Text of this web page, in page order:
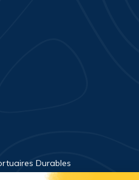
Durables